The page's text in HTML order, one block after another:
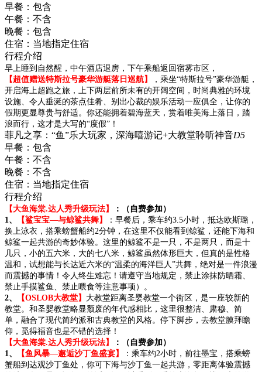
早餐： 包含
午餐： 不含
晚餐： 包含
住宿： 当地指定住宿
行程介绍
早上睡到自然醒，中午酒店退房，下午乘船返回宿雾市区，
【超值赠送特斯拉号豪华游艇落日巡航】
，乘坐“特斯拉号”豪华游艇，
开启海上超跑之旅，上下两层前所未有的开阔空间，时尚典雅的环境
设施、令人垂涎的茶点佳肴、别出心裁的娱乐活动一应俱全，让你的
假期更显尊贵与舒适。你还能拥着碧海蓝天，赏着唯美海上落日，踏
浪而行，这才是大写的“度假”！
菲凡之享：“鱼”乐大玩家，深海嘻游记+大教堂聆听神音D5
早餐： 包含
午餐： 不含
晚餐： 不含
住宿： 当地指定住宿
行程介绍
【大鱼海棠.达人秀升级玩法】 ： （自费参加 ）
1、
【鲨宝宝—与鲸鲨共舞】
：早餐后，乘车约3.5小时，抵达欧斯璐，
换上泳衣，搭乘螃蟹船约2分钟，在这里不仅能看到鲸鲨，还能下海和
鲸鲨一起共游的奇妙体验。这里的鲸鲨不是一只，不是两只，而是十
几只，小的五六米，大的七八米，鲸鲨虽然体形巨大，但真的是性格
温和，试想能与长达近六米的“温柔的海洋巨人”共舞，绝对是一件浪漫
而震撼的事情！令人终生难忘！请遵守当地规定，禁止涂抹防晒霜、
禁止手摸鲨鱼、禁止喂食等注意事项）。
2、
【OSLOB大教堂】 大教堂距离圣婴教堂一个街区，是一座较新的
教堂。和圣婴教堂略显颓废的年代感相比，这里很整洁、肃穆、简
单，融合了现代简约派和古典教堂的风格。停下脚步，去教堂膜拜瞻
仰，觅得福音也是不错的选择！
【大鱼海棠.达人秀升级玩法】
： （自费参加 ）
1、
【鱼风暴—邂逅沙丁鱼盛宴】
：乘车约2小时，前往墨宝，搭乘螃
蟹船到达观沙丁鱼处，你可下海与沙丁鱼一起共游，零距离体验震撼